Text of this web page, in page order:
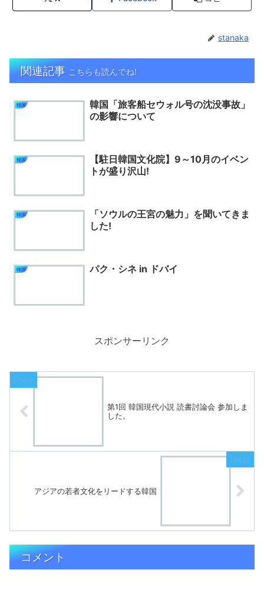
stanaka
関連記事 こちらも読んでね!
韓国
韓国「旅客船セウォル号の沈没事故」
の影響について
韓国
【駐日韓国文化院】9～10月のイベン
トが盛り沢山!
韓国
「ソウルの王宮の魅力」を聞いてきま
した!
韓国 パク・シネ in ドバイ
スポンサーリンク
第1回 韓国現代小説 読書討論会 参加しま
した。
アジアの若者文化をリードする韓国
コメント